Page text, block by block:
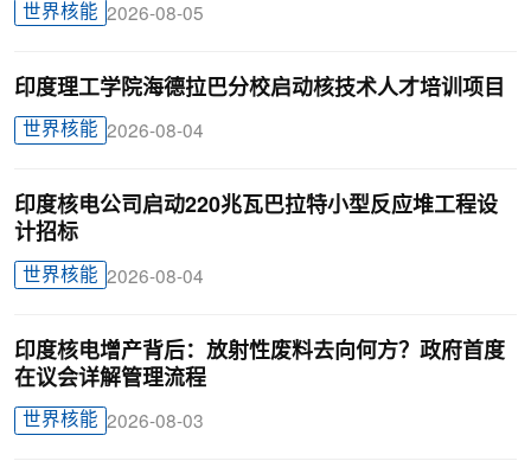
世界核能 2026-08-05
印度理工学院海德拉巴分校启动核技术人才培训项目
世界核能 2026-08-04
印度核电公司启动220兆瓦巴拉特小型反应堆工程设
计招标
世界核能 2026-08-04
印度核电增产背后：放射性废料去向何方？政府首度
在议会详解管理流程
世界核能 2026-08-03